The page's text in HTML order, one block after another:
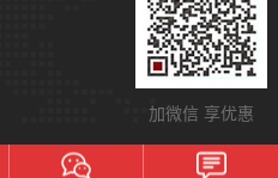
加微信 享优惠